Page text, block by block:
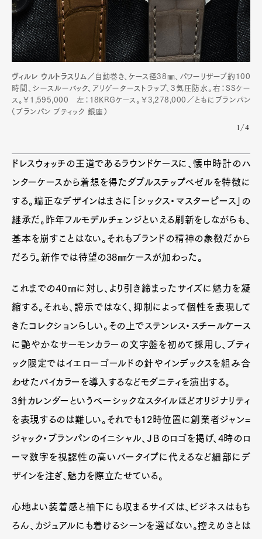
Art&DesignWatchFashion
ヴィルレ ウルトラスリム／ 自動巻き、ケース径38㎜、パワーリザーブ約100
時間、シースルーバック、アリゲーターストラップ、3気圧防水。右：SSケー
ス。￥1,595,000 左：18KRGケース。￥3,278,000／ともにブランパン
（ブランパン ブティック 銀座）
1/4
ドレスウォッチの王道であるラウンドケースに、懐中時計のハ
ンターケースから着想を得たダブルステップベゼルを特徴に
する。端正なデザインはまさに「シックス・マスターピース」の
継承だ。昨年フルモデルチェンジといえる刷新をしながらも、
基本を崩すことはない。それもブランドの精神の象徴だから
だろう。新作では待望の38㎜ケースが加わった。
これまでの40㎜に対し、より引き締まったサイズに魅力を凝
縮する。それも、誇示ではなく、抑制によって個性を表現して
きたコレクションらしい。その上でステンレス・スチールケース
に艶やかなサーモンカラーの文字盤を初めて採用し、ブティ
ック限定ではイエローゴールドの針やインデックスを組み合
わせたバイカラーを導入するなどモダニティを演出する。
3針カレンダーというベーシックなスタイルほどオリジナリティ
を表現するのは難しい。それでも12時位置に創業者ジャン=
ジャック・ブランパンのイニシャル、ＪＢのロゴを掲げ、4時のロ
ーマ数字を視認性の高いバータイプに代えるなど細部にデ
ザインを注ぎ、魅力を際立たせている。
心地よい装着感と袖下にも収まるサイズは、ビジネスはもち
ろん、カジュアルにも着けるシーンを選ばない。控えめさとは